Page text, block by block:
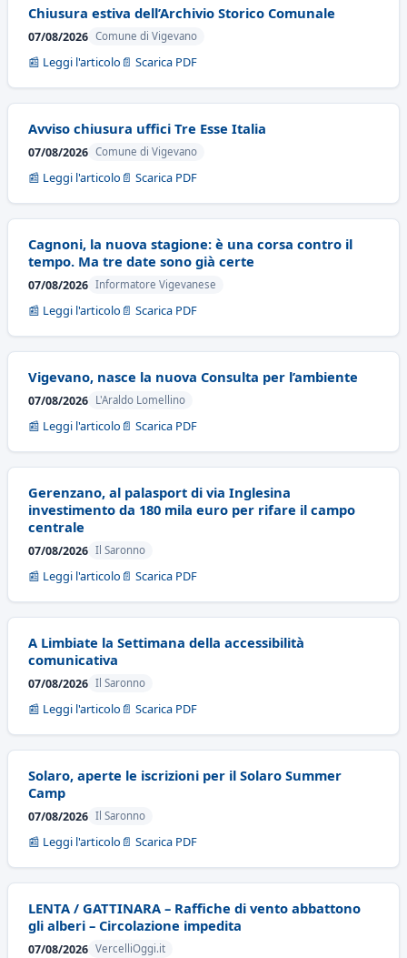
Chiusura estiva dell’Archivio Storico Comunale
07/08/2026 Comune di Vigevano
📰 Leggi l'articolo 📄 Scarica PDF
Avviso chiusura uffici Tre Esse Italia
07/08/2026 Comune di Vigevano
📰 Leggi l'articolo 📄 Scarica PDF
Cagnoni, la nuova stagione: è una corsa contro il
tempo. Ma tre date sono già certe
07/08/2026 Informatore Vigevanese
📰 Leggi l'articolo 📄 Scarica PDF
Vigevano, nasce la nuova Consulta per l’ambiente
07/08/2026 L'Araldo Lomellino
📰 Leggi l'articolo 📄 Scarica PDF
Gerenzano, al palasport di via Inglesina
investimento da 180 mila euro per rifare il campo
centrale
07/08/2026 Il Saronno
📰 Leggi l'articolo 📄 Scarica PDF
A Limbiate la Settimana della accessibilità
comunicativa
07/08/2026 Il Saronno
📰 Leggi l'articolo 📄 Scarica PDF
Solaro, aperte le iscrizioni per il Solaro Summer
Camp
07/08/2026 Il Saronno
📰 Leggi l'articolo 📄 Scarica PDF
LENTA / GATTINARA – Raffiche di vento abbattono
gli alberi – Circolazione impedita
07/08/2026 VercelliOggi.it